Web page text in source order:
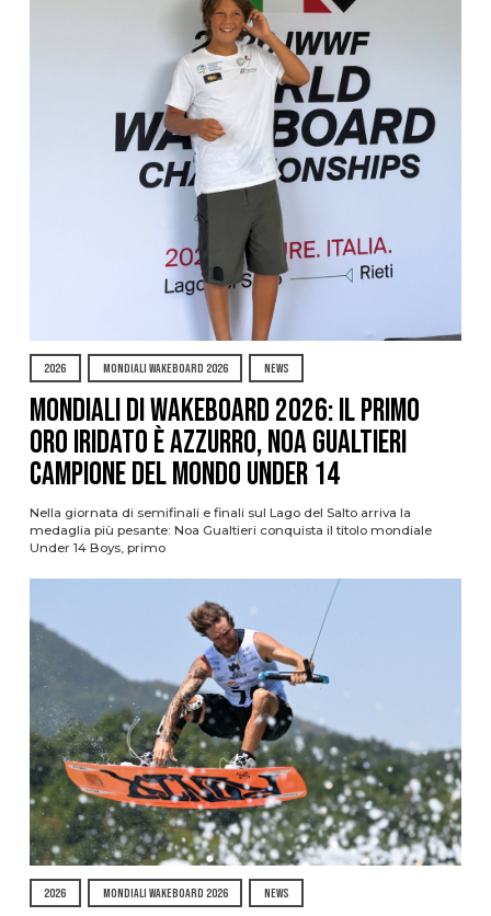
2026 MONDIALI WAKEBOARD 2026 NEWS
Mondiali di Wakeboard 2026: il primo
oro iridato è azzurro, Noa Gualtieri
campione del mondo Under 14
Nella giornata di semifinali e finali sul Lago del Salto arriva la
medaglia più pesante: Noa Gualtieri conquista il titolo mondiale
Under 14 Boys, primo
2026 MONDIALI WAKEBOARD 2026 NEWS